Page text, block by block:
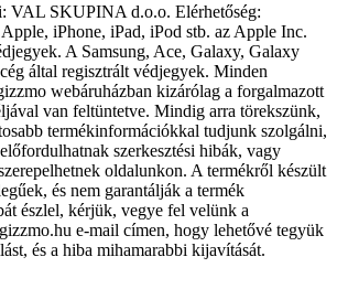
VAL SKUPINA d.o.o. Elérhetőség:
iPhone, iPad, iPod stb. az Apple Inc.
A Samsung, Ace, Galaxy, Galaxy
által regisztrált védjegyek. Minden
webáruházban kizárólag a forgalmazott
van feltüntetve. Mindig arra törekszünk,
termékinformációkkal tudjunk szolgálni,
szerkesztési hibák, vagy
oldalunkon. A termékről készült
és nem garantálják a termék
észlel, kérjük, vegye fel velünk a
e-mail címen, hogy lehetővé tegyük
és a hiba mihamarabbi kijavítását.